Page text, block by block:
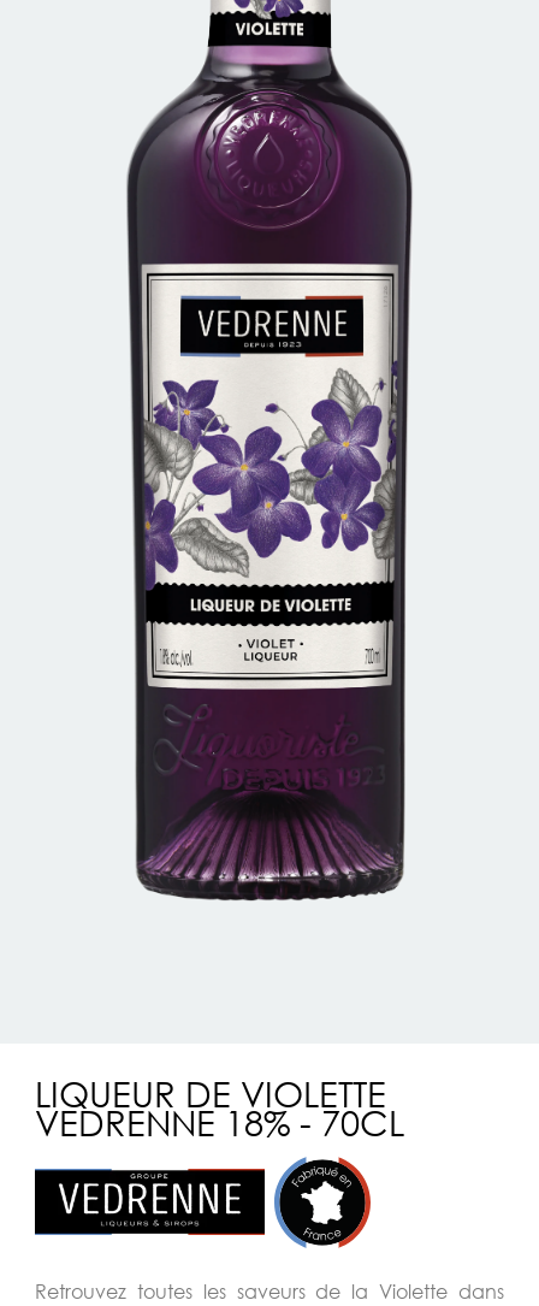
LIQUEUR DE VIOLETTE
VEDRENNE 18% - 70CL
Retrouvez toutes les saveurs de la Violette dans